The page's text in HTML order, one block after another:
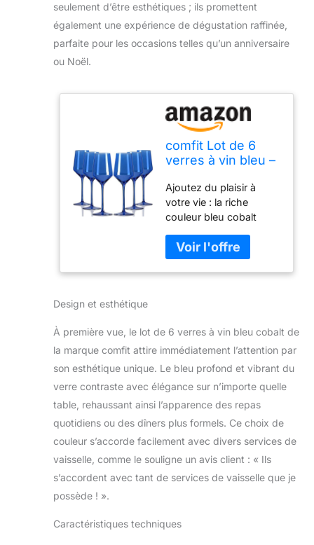
seulement d’être esthétiques ; ils promettent
également une expérience de dégustation raffinée,
parfaite pour les occasions telles qu’un anniversaire
ou Noël.
comfit Lot de 6
verres à vin bleu –
colorés en cristal
avec longue tige
et bord fin, verres
à vin multicolores
parfaits pour les
amateurs de vin
pour un
Ajoutez du plaisir à
votre vie : la riche
couleur bleu cobalt
d'excitation à n'importe
quelle table, ce qui rend
ces verres parfaits pour
amis. Le design unique
de ces verres à vin
colorés est un départ
verres à vin
traditionnels, et ne
manquera pas
d'impressionner vos
pour verres à vin : ce lot
de 6 verres à vin a été
simplicité. Le bord
Design et esthétique
À première vue, le lot de 6 verres à vin bleu cobalt de
la marque comfit attire immédiatement l’attention par
son esthétique unique. Le bleu profond et vibrant du
verre contraste avec élégance sur n’importe quelle
table, rehaussant ainsi l’apparence des repas
quotidiens ou des dîners plus formels. Ce choix de
couleur s’accorde facilement avec divers services de
vaisselle, comme le souligne un avis client : « Ils
s’accordent avec tant de services de vaisselle que je
possède ! ».
Caractéristiques techniques